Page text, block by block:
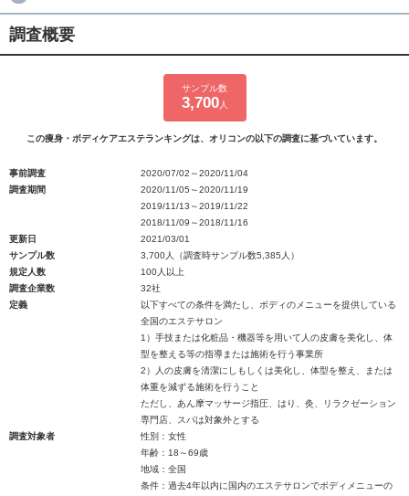
調査概要
サンプル数
3,700人
この痩身・ボディケアエステランキングは、オリコンの以下の調査に基づいています。
事前調査
2020/07/02～2020/11/04
調査期間
2020/11/05～2020/11/19
2019/11/13～2019/11/22
2018/11/09～2018/11/16
更新日
2021/03/01
サンプル数
3,700人（調査時サンプル数5,385人）
規定人数
100人以上
調査企業数
32社
定義
以下すべての条件を満たし、ボディのメニューを提供している
全国のエステサロン
1）手技または化粧品・機器等を用いて人の皮膚を美化し、体
型を整える等の指導または施術を行う事業所
2）人の皮膚を清潔にしもしくは美化し、体型を整え、または
体重を減ずる施術を行うこと
ただし、あん摩マッサージ指圧、はり、灸、リラクゼーション
専門店、スパは対象外とする
調査対象者
性別：女性
年齢：18～69歳
地域：全国
条件：過去4年以内に国内のエステサロンでボディメニューの